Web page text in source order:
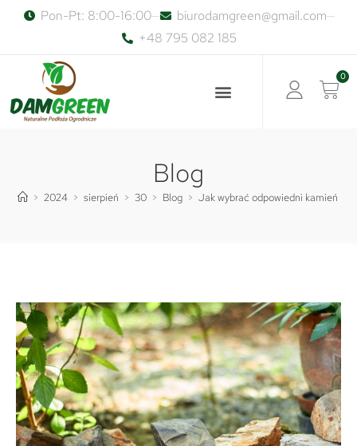
Pon-Pt: 8:00-16:00
biurodamgreen@gmail.com
+48 795 082 185
0
Blog
> 2024 > sierpień > 30 > Blog > Jak wybrać odpowiedni kamień